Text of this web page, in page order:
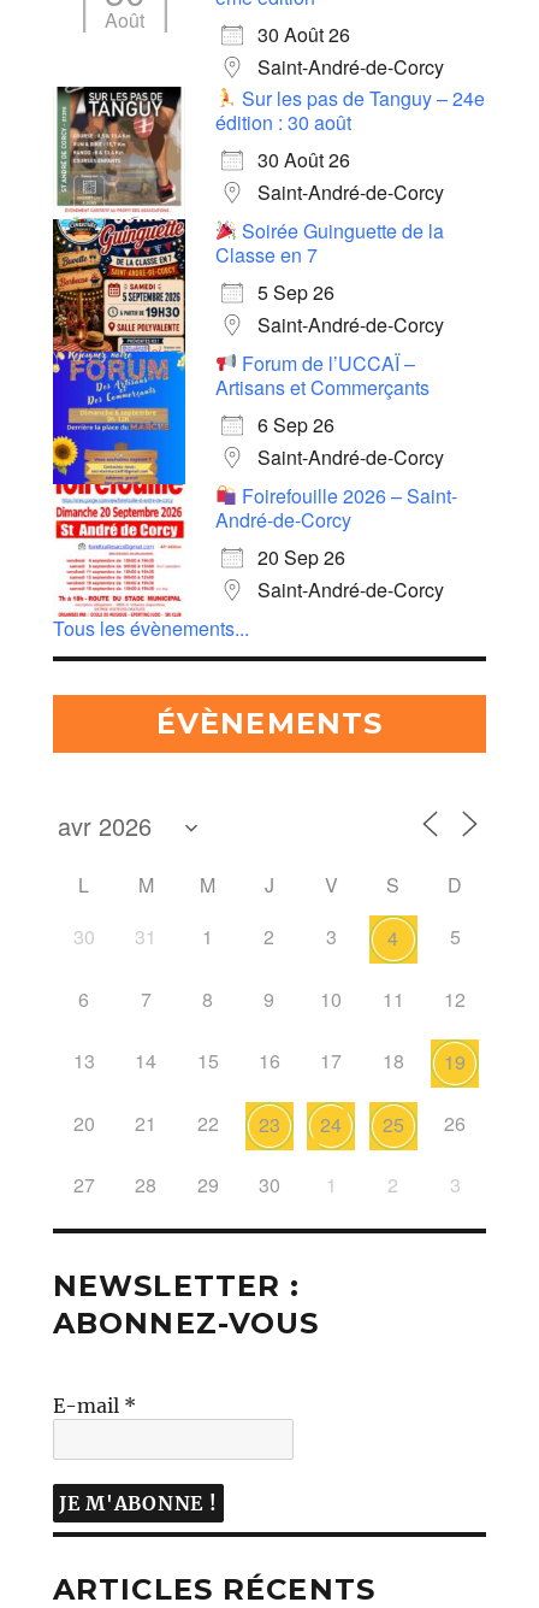
Août
30 Août 26
Saint-André-de-Corcy
Sur les pas de Tanguy – 24e
édition : 30 août
30 Août 26
Saint-André-de-Corcy
Soirée Guinguette de la
Classe en 7
5 Sep 26
Saint-André-de-Corcy
Forum de l’UCCAÏ –
Artisans et Commerçants
6 Sep 26
Saint-André-de-Corcy
Foirefouille 2026 – Saint-
André-de-Corcy
20 Sep 26
Saint-André-de-Corcy
Tous les évènements...
ÉVÈNEMENTS
L M M J V S
D
30
31 1 2 3 4 5
6 7 8 9 10 11 12
13 14 15 16 17 18 19
20 21 22 23 24 25 26
27 28 29 30 1 2 3
NEWSLETTER :
ABONNEZ-VOUS
E-mail *
ARTICLES RÉCENTS